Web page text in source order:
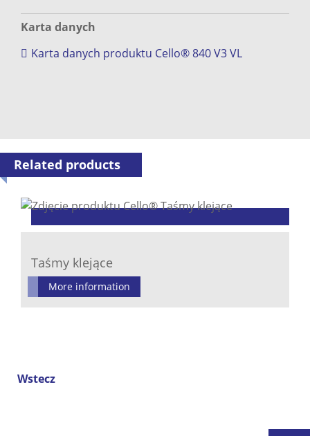
Karta danych
Karta danych produktu Cello® 840 V3 VL
Related products
Taśmy klejące
More information
Wstecz